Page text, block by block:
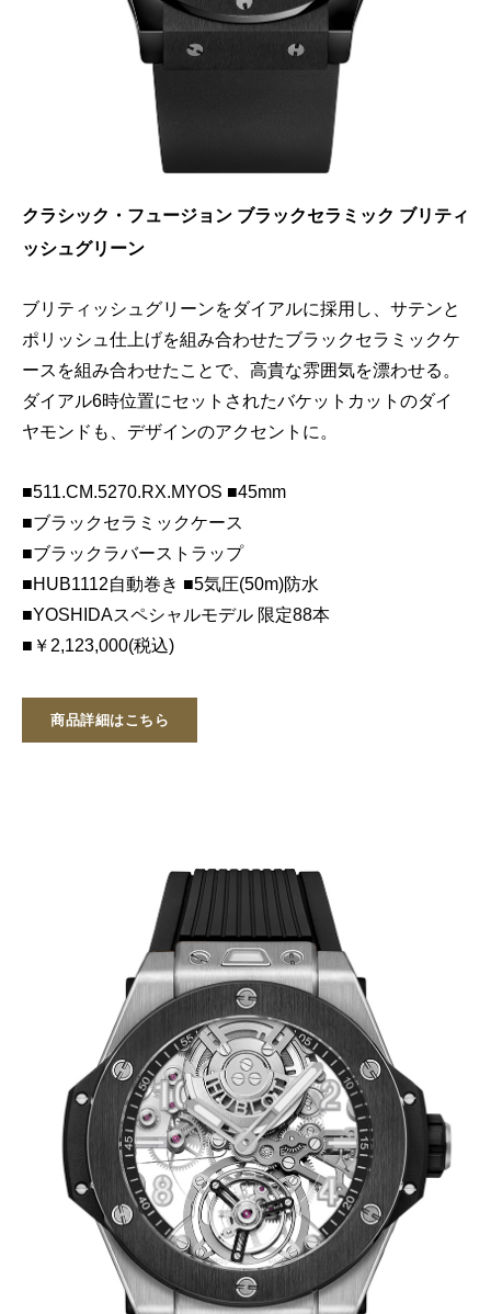
クラシック・フュージョン ブラックセラミック ブリティ
ッシュグリーン
ブリティッシュグリーンをダイアルに採用し、サテンと
ポリッシュ仕上げを組み合わせたブラックセラミックケ
ースを組み合わせたことで、高貴な雰囲気を漂わせる。
ダイアル6時位置にセットされたバケットカットのダイ
ヤモンドも、デザインのアクセントに。
■511.CM.5270.RX.MYOS ■45mm
■ブラックセラミックケース
■ブラックラバーストラップ
■HUB1112自動巻き ■5気圧(50m)防水
■YOSHIDAスペシャルモデル 限定88本
■￥2,123,000(税込)
商品詳細はこちら